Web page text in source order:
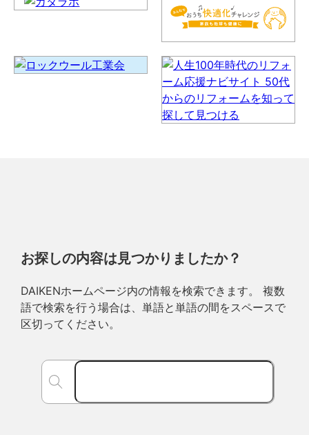
お探しの内容は見つかりましたか？
DAIKENホームページ内の情報を検索できます。 複数
語で検索を行う場合は、単語と単語の間をスペースで
区切ってください。